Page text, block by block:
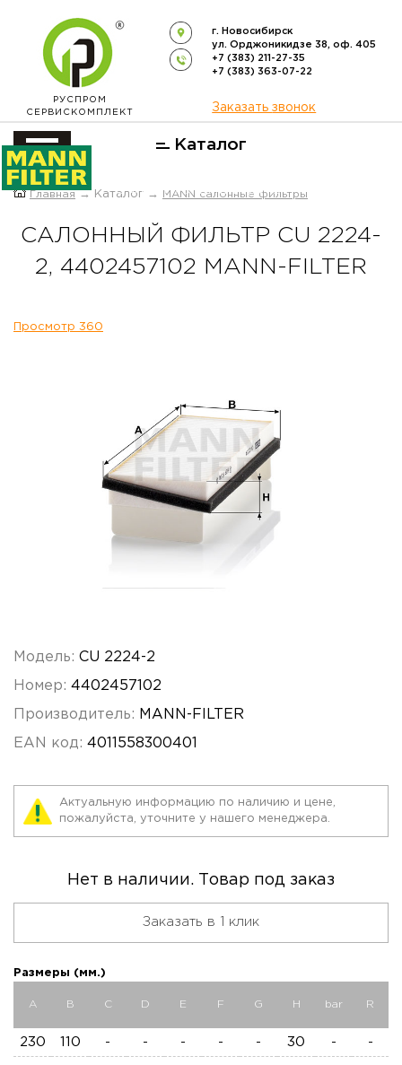
РУСПРОМ
СЕРВИСКОМПЛЕКТ
г. Новосибирск
ул. Орджоникидзе 38, оф. 405
+7 (383) 211-27-35
+7 (383) 363-07-22
Заказать звонок
Каталог
ОФИЦИАЛЬНЫЙ ДИСТРИБЬЮТОР
Главная → Каталог → MANN салонные фильтры
САЛОННЫЙ ФИЛЬТР CU 2224-
2, 4402457102 MANN-FILTER
Просмотр 360
Модель: CU 2224-2
Номер: 4402457102
Производитель: MANN-FILTER
EAN код: 4011558300401
Актуальную информацию по наличию и цене,
пожалуйста, уточните у нашего менеджера.
Нет в наличии. Товар под заказ
Заказать в 1 клик
Размеры (мм.)
A B C D E F G H bar R
230 110 - - - - - 30 - -